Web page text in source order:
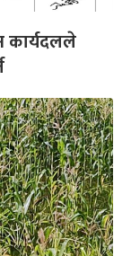
कार्यदलले